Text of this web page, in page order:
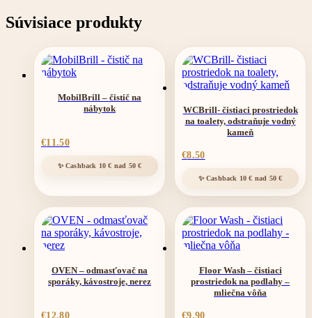
Súvisiace produkty
MobilBrill – čistič na
nábytok
€11.50
WCBrill- čistiaci prostriedok
na toalety, odstraňuje vodný
kameň
€8.50
OVEN – odmasťovač na
sporáky, kávostroje, nerez
€12.80
Floor Wash – čistiaci
prostriedok na podlahy –
mliečna vôňa
€9.90